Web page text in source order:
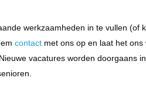
werkzaamheden in te vullen (of
contactmet ons op en laat het ons
Nieuwe vacatures worden doorgaans